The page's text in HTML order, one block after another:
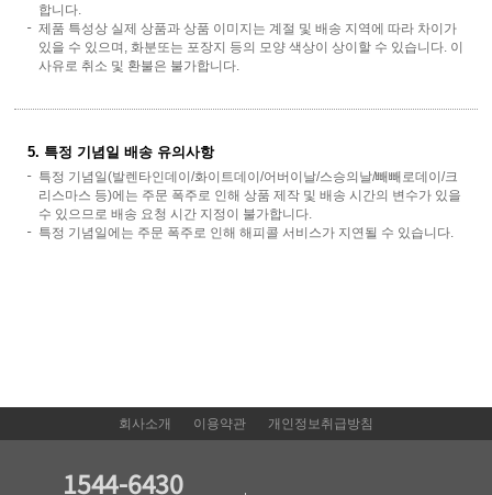
합니다.
제품 특성상 실제 상품과 상품 이미지는 계절 및 배송 지역에 따라 차이가
있을 수 있으며, 화분또는 포장지 등의 모양 색상이 상이할 수 있습니다. 이
사유로 취소 및 환불은 불가합니다.
5. 특정 기념일 배송 유의사항
특정 기념일(발렌타인데이/화이트데이/어버이날/스승의날/빼빼로데이/크
리스마스 등)에는 주문 폭주로 인해 상품 제작 및 배송 시간의 변수가 있을
수 있으므로 배송 요청 시간 지정이 불가합니다.
특정 기념일에는 주문 폭주로 인해 해피콜 서비스가 지연될 수 있습니다.
회사소개 이용약관 개인정보취급방침
1544-6430